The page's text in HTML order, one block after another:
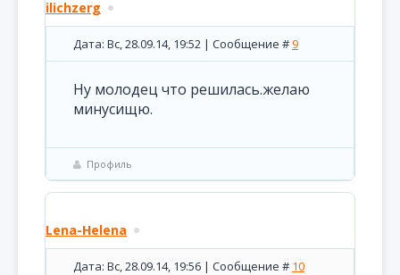
ilichzerg
Дата: Вс, 28.09.14, 19:52 | Сообщение #9
Ну молодец что решилась.желаю
минусищю.
Профиль
Lena-Helena
Дата: Вс, 28.09.14, 19:56 | Сообщение # 10